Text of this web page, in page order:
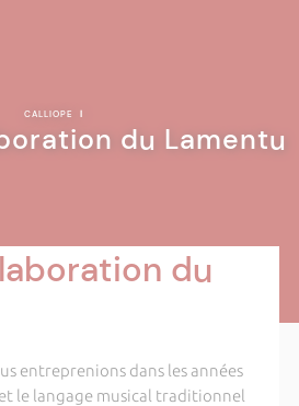
CALLIOPE |
du Lamentu
du
entreprenions dans les années
le langage musical traditionnel